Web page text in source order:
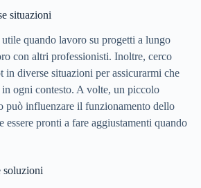
situazioni
quando lavoro su progetti a lungo
con altri professionisti. Inoltre, cerco
in diverse situazioni per assicurarmi che
ogni contesto. A volte, un piccolo
può influenzare il funzionamento dello
essere pronti a fare aggiustamenti quando
soluzioni